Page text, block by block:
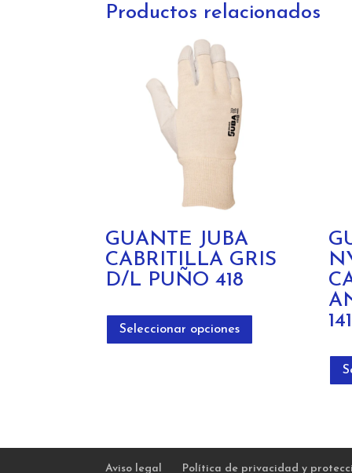
Productos relacionados
GUANTE JUBA
CABRITILLA GRIS
D/L PUÑO 418
Seleccionar opciones
Aviso legal Política de privacidad y